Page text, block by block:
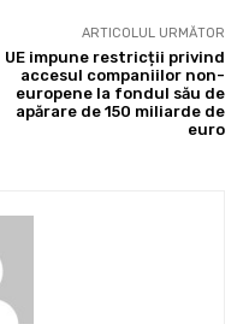
ARTICOLUL URMĂTOR
UE impune restricții privind
accesul companiilor non-
europene la fondul său de
apărare de 150 miliarde de
euro